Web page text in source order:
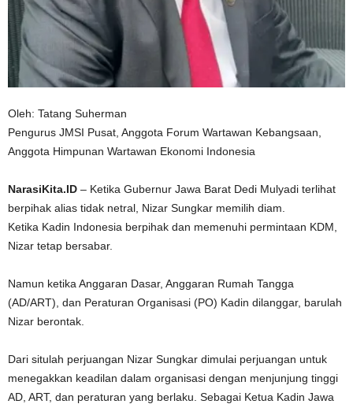
Oleh: Tatang Suherman
Pengurus JMSI Pusat, Anggota Forum Wartawan Kebangsaan,
Anggota Himpunan Wartawan Ekonomi Indonesia
NarasiKita.ID – Ketika Gubernur Jawa Barat Dedi Mulyadi terlihat
berpihak alias tidak netral, Nizar Sungkar memilih diam.
Ketika Kadin Indonesia berpihak dan memenuhi permintaan KDM,
Nizar tetap bersabar.
Namun ketika Anggaran Dasar, Anggaran Rumah Tangga
(AD/ART), dan Peraturan Organisasi (PO) Kadin dilanggar, barulah
Nizar berontak.
Dari situlah perjuangan Nizar Sungkar dimulai perjuangan untuk
menegakkan keadilan dalam organisasi dengan menjunjung tinggi
AD, ART, dan peraturan yang berlaku. Sebagai Ketua Kadin Jawa